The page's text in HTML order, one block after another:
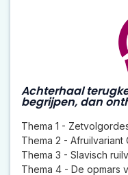
Achterhaal
begrijpen, dan
Thema 1 -
Thema 2 - Afruilvariant
Thema 3 - Slavisch
Thema 4 - De opmars